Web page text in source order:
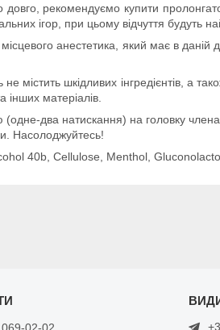
рекомендуємо купити
ігор, при цьому відчуття будуть
анестетика, який має в
містить шкідливих інгредієнтів, а
матеріалів.
(одне-два натискання) на головку
Насолоджуйтесь!
40b, Cellulose, Menthol,